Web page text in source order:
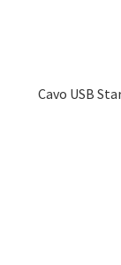
Cavo USB